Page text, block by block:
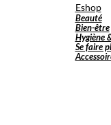
Eshop
Beauté
Bien-être
Hygiène
Se faire